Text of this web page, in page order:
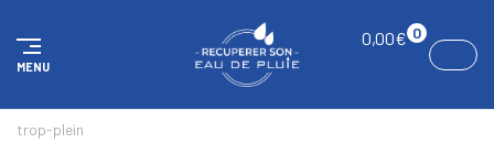
MENU
0,00€ 0
trop-plein